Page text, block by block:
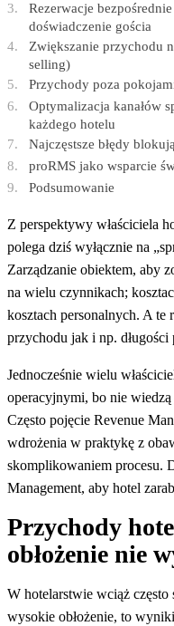
Rezerwacje
doświadczenie gościa
Zwiększanie przychodu
selling)
Przychody poza
Optymalizacja kanałów
każdego hotelu
Najczęstsze błędy
proRMS jako wsparcie
Podsumowanie
Z perspektywy właściciela
polega dziś wyłącznie na
Zarządzanie obiektem, aby
na wielu czynnikach;
kosztach personalnych. A te
przychodu jak i np. długości
Jednocześnie wielu
operacyjnymi, bo nie
Często pojęcie Revenue
wdrożenia w praktykę z
skomplikowaniem procesu.
Management, aby hotel
Przychody
obłożenie nie
W hotelarstwie wciąż często
wysokie obłożenie, to